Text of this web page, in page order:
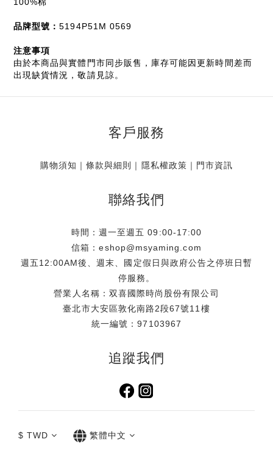
品牌型號：5194P51M 0569
注意事項
由於本商品與實體門市同步販售，庫存可能因更新時間差而
出現缺貨情況，敬請見諒。
客戶服務
購物須知 ｜條款與細則 ｜ 隱私權政策 ｜ 門市資訊
聯絡我們
時間：週一至週五 09:00-17:00
信箱：eshop@msyaming.com
週五12:00AM後、週末、國定假日與政府公告之停班日暫
停服務。
營業人名稱：双喜國際時尚股份有限公司
臺北市大安區敦化南路2段67號11樓
統一編號：97103967
追蹤我們
$ TWD 繁體中文